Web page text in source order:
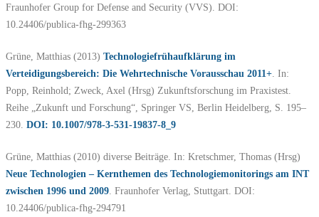
Fraunhofer Group for Defense and Security (VVS). DOI:
10.24406/publica-fhg-299363
Grüne, Matthias (2013) Technologiefrühaufklärung im
Verteidigungsbereich: Die Wehrtechnische Vorausschau 2011+ . In:
Popp, Reinhold; Zweck, Axel (Hrsg) Zukunftsforschung im Praxistest.
Reihe „Zukunft und Forschung“, Springer VS, Berlin Heidelberg, S. 195–
230. DOI: 10.1007/978-3-531-19837-8_9
Grüne, Matthias (2010) diverse Beiträge. In: Kretschmer, Thomas (Hrsg)
Neue Technologien – Kernthemen des Technologiemonitorings am INT
zwischen 1996 und 2009. Fraunhofer Verlag, Stuttgart. DOI:
10.24406/publica-fhg-294791